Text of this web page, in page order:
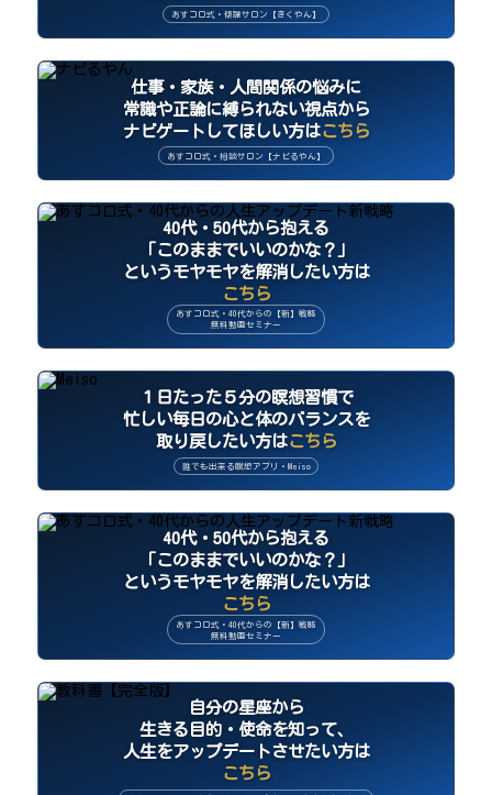
あすコロ式・傾聴サロン【きくやん】
仕事・家族・人間関係の悩みに
常識や正論に縛られない視点から
ナビゲートしてほしい方はこちら
あすコロ式・相談サロン【ナビるやん】
40代・50代から抱える
「このままでいいのかな？」
というモヤモヤを解消したい方は
こちら
あすコロ式・40代からの【新】戦略
無料動画セミナー
１日たった５分の瞑想習慣で
忙しい毎日の心と体のバランスを
取り戻したい方はこちら
誰でも出来る瞑想アプリ・Meiso
40代・50代から抱える
「このままでいいのかな？」
というモヤモヤを解消したい方は
こちら
あすコロ式・40代からの【新】戦略
無料動画セミナー
自分の星座から
生きる目的・使命を知って、
人生をアップデートさせたい方は
こちら